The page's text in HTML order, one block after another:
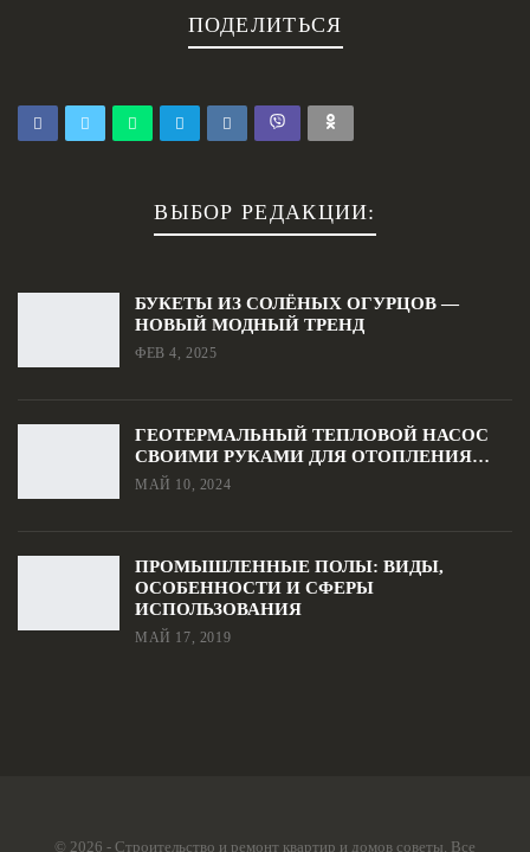
ПОДЕЛИТЬСЯ
ВЫБОР РЕДАКЦИИ:
БУКЕТЫ ИЗ СОЛЁНЫХ ОГУРЦОВ —
НОВЫЙ МОДНЫЙ ТРЕНД
ФЕВ 4, 2025
ГЕОТЕРМАЛЬНЫЙ ТЕПЛОВОЙ НАСОС
СВОИМИ РУКАМИ ДЛЯ ОТОПЛЕНИЯ…
МАЙ 10, 2024
ПРОМЫШЛЕННЫЕ ПОЛЫ: ВИДЫ,
ОСОБЕННОСТИ И СФЕРЫ
ИСПОЛЬЗОВАНИЯ
МАЙ 17, 2019
© 2026 - Строительство и ремонт квартир и домов советы. Все